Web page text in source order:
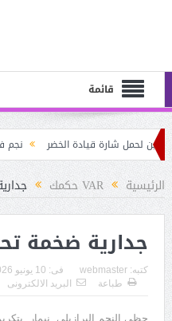
قائمة
شارة قيادة الخضر نجم
الرئيسية VAR حكمك
جدارية ضخمة
كتبه: webmaster فى: 10 يونيو 2026
طباعة
البريد الالكترونى
حظي النجم البرازيلي نيمار